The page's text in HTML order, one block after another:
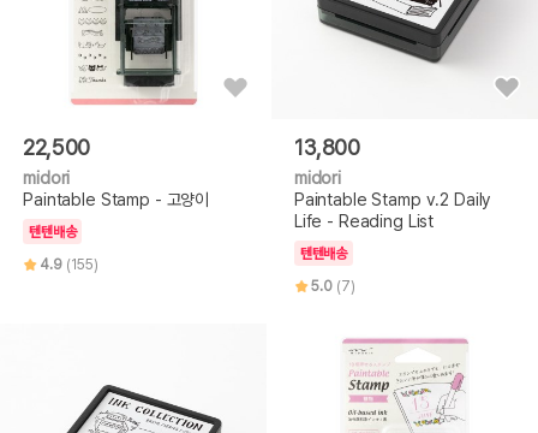
22,500
midori
Paintable Stamp - 고양이
텐텐배송
4.9 (155)
13,800
midori
Paintable Stamp v.2 Daily
Life - Reading List
텐텐배송
5.0 (7)